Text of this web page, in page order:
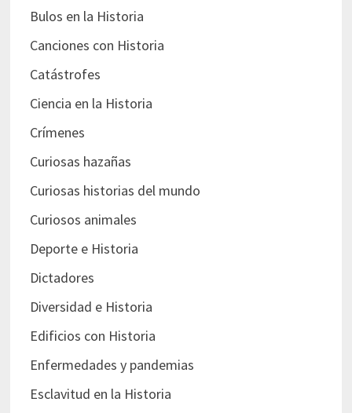
Bulos en la Historia
Canciones con Historia
Catástrofes
Ciencia en la Historia
Crímenes
Curiosas hazañas
Curiosas historias del mundo
Curiosos animales
Deporte e Historia
Dictadores
Diversidad e Historia
Edificios con Historia
Enfermedades y pandemias
Esclavitud en la Historia